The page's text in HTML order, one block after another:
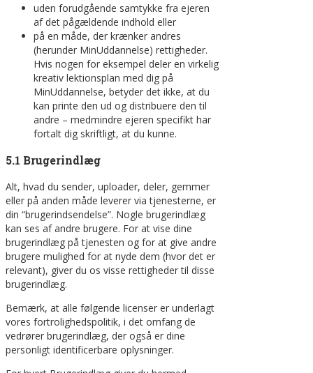
uden forudgående samtykke fra ejeren
af det pågældende indhold eller
på en måde, der krænker andres
(herunder MinUddannelse) rettigheder.
Hvis nogen for eksempel deler en virkelig
kreativ lektionsplan med dig på
MinUddannelse, betyder det ikke, at du
kan printe den ud og distribuere den til
andre – medmindre ejeren specifikt har
fortalt dig skriftligt, at du kunne.
5.1 Brugerindlæg
Alt, hvad du sender, uploader, deler, gemmer
eller på anden måde leverer via tjenesterne, er
din “brugerindsendelse”. Nogle brugerindlæg
kan ses af andre brugere. For at vise dine
brugerindlæg på tjenesten og for at give andre
brugere mulighed for at nyde dem (hvor det er
relevant), giver du os visse rettigheder til disse
brugerindlæg.
Bemærk, at alle følgende licenser er underlagt
vores fortrolighedspolitik, i det omfang de
vedrører brugerindlæg, der også er dine
personligt identificerbare oplysninger.